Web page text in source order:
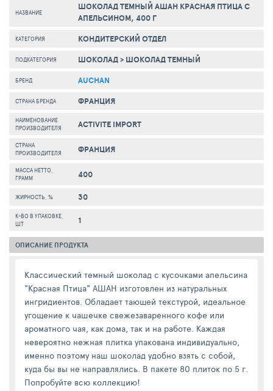
НАЗВАНИЕ
ШОКОЛАД ТЕМНЫЙ АШАН КРАСНАЯ ПТИЦА С
АПЕЛЬСИНОМ, 400 Г
КАТЕГОРИЯ КОНДИТЕРСКИЙ ОТДЕЛ
ПОДКАТЕГОРИЯ ШОКОЛАД> ШОКОЛАД ТЕМНЫЙ
БРЕНД AUCHAN
СТРАНА БРЕНДА ФРАНЦИЯ
НАИМЕНОВАНИЕ
ПРОИЗВОДИТЕЛЯ
ACTIVITE IMPORT
СТРАНА
ПРОИЗВОДИТЕЛЯ
ФРАНЦИЯ
МАССА НЕТТО,
ГРАММ
400
ЖИРНОСТЬ, % 30
К-ВО В УПАКОВКЕ,
ШТ
1
ОПИСАНИЕ ПРОДУКТА
Классический темный шоколад с кусочками апельсина
"Красная Птица" АШАН изготовлен из натуральных
ингридиентов. Обладает тающей текстурой, идеальное
угощение к чашечке свежезаваренного кофе или
ароматного чая, как дома, так и на работе. Каждая
невероятно нежная плитка упакована индивидуально,
именно поэтому наш шоколад удобно взять с собой,
куда бы вы не направлялись. В пакете 80 плиток по 5 г.
Попробуйте всю коллекцию!